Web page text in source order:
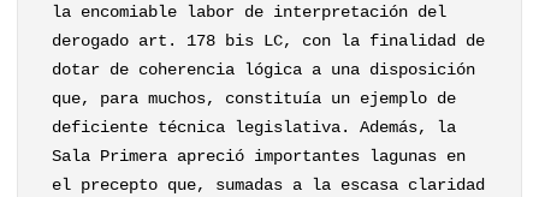
la encomiable labor de interpretación del
derogado art. 178 bis LC, con la finalidad de
dotar de coherencia lógica a una disposición
que, para muchos, constituía un ejemplo de
deficiente técnica legislativa. Además, la
Sala Primera apreció importantes lagunas en
el precepto que, sumadas a la escasa claridad